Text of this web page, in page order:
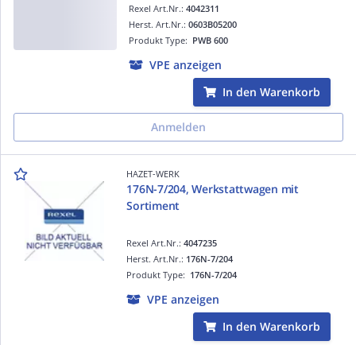
Rexel Art.Nr.: 4042311
Produkt Type: PWB 600
Herst. Art.Nr.: 0603B05200
VPE anzeigen
In den Warenkorb
Anmelden
HAZET-WERK
176N-7/204, Werkstattwagen mit
Sortiment
Rexel Art.Nr.:4047235
Produkt Type: 176N-7/204
Herst. Art.Nr.: 176N-7/204
VPE anzeigen
In den Warenkorb